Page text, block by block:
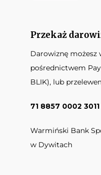
Przekaż
Darowiznę możesz
pośrednictwem
BLIK), lub
71 8857 0002
Warmiński Bank
w Dywitach